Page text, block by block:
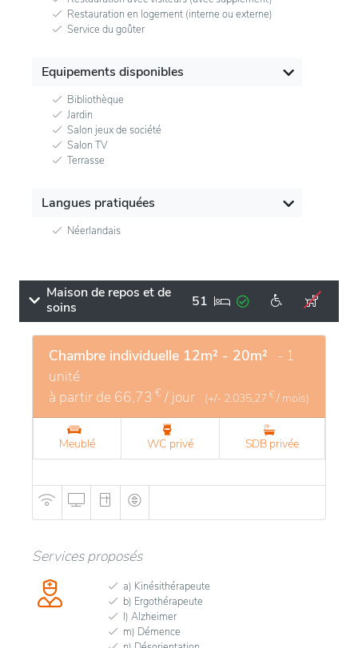
Restauration en logement (interne ou externe)
Service du goûter
Equipements disponibles
Bibliothèque
Jardin
Salon jeux de société
Salon TV
Terrasse
Langues pratiquées
Néerlandais
Maison de repos et de
soins
51
Chambre individuelle 12m² - 20m² - 1
unité
à partir de 66,73 € / jour (+/- 2.035,27 € / mois)
Meublé WC privé SDB privée
Services proposés
a) Kinésithérapeute
b) Ergothérapeute
l) Alzheimer
m) Démence